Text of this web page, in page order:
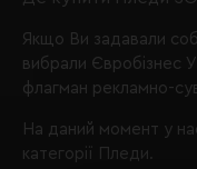
Якщо Ви задавали
вибрали Євробізнес
флагман рекламно-
На даний момент у
категорії Пледи.